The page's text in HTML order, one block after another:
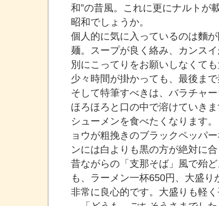
和”の昔風。これに更にナルトが
昭和でしょうか。
個人的に気に入っているのは麵
麺。スープが良く絡み、カンス
別にこってりをお願いしなくて
少々時間が掛かっても、最後ま
そして特筆すべきは、バラチャ
ほろほろと口の中で溶けていき
シューメンを食べたくなります
ョウが粗挽きのブラックペッパ
ンには白よりも黒の方が絶対に
昔ながらの「支那そば」風で殆
も、ラーメン一杯650円、大盛り
非常に良心的です。大盛りも軽